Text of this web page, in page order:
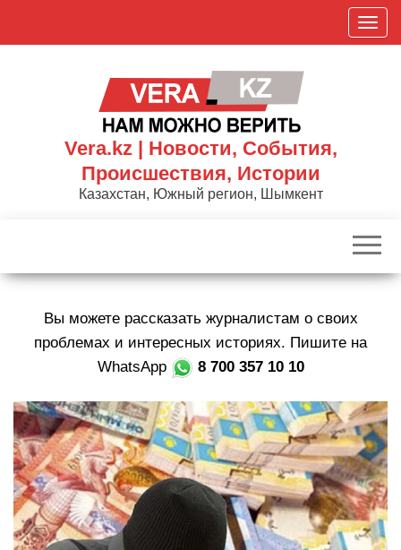
П
о
к
р
в
и
г
а
ц
и
ю
Vera.kz | Новости, События,
Происшествия, Истории
Казахстан, Южный регион, Шымкент
Вы можете рассказать журналистам о своих
проблемах и интересных историях. Пишите на
WhatsApp
8 700 357 10 10